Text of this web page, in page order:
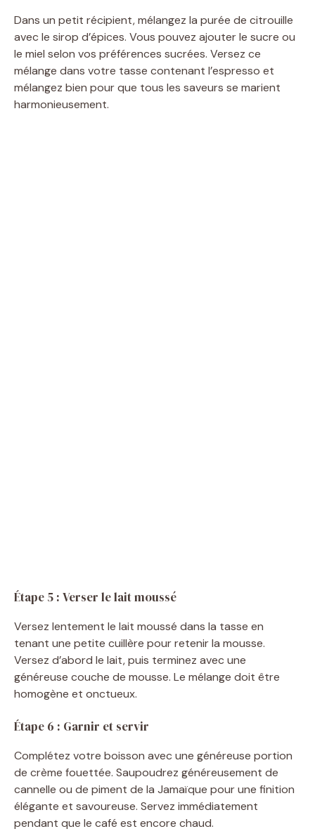
Dans un petit récipient, mélangez la purée de citrouille
avec le sirop d’épices. Vous pouvez ajouter le sucre ou
le miel selon vos préférences sucrées. Versez ce
mélange dans votre tasse contenant l’espresso et
mélangez bien pour que tous les saveurs se marient
harmonieusement.
Étape 5 : Verser le lait moussé
Versez lentement le lait moussé dans la tasse en
tenant une petite cuillère pour retenir la mousse.
Versez d’abord le lait, puis terminez avec une
généreuse couche de mousse. Le mélange doit être
homogène et onctueux.
Étape 6 : Garnir et servir
Complétez votre boisson avec une généreuse portion
de crème fouettée. Saupoudrez généreusement de
cannelle ou de piment de la Jamaïque pour une finition
élégante et savoureuse. Servez immédiatement
pendant que le café est encore chaud.